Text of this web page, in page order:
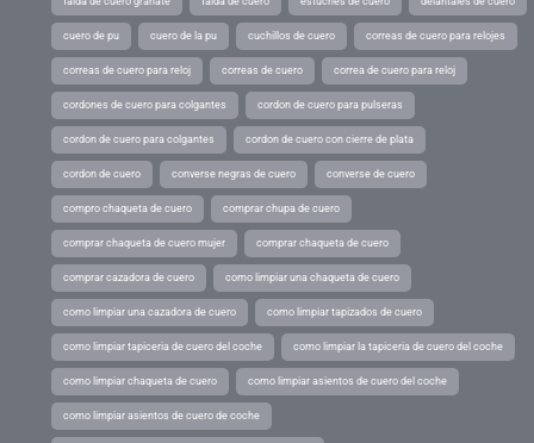
cuero de pu cuero de la pu cuchillos de cuero correas de cuero para relojes
correas de cuero para reloj correas de cuero correa de cuero para reloj
cordones de cuero para colgantes cordon de cuero para pulseras
cordon de cuero para colgantes cordon de cuero con cierre de plata
cordon de cuero converse negras de cuero converse de cuero
compro chaqueta de cuero comprar chupa de cuero
comprar chaqueta de cuero mujer comprar chaqueta de cuero
comprar cazadora de cuero como limpiar una chaqueta de cuero
como limpiar una cazadora de cuero como limpiar tapizados de cuero
como limpiar tapiceria de cuero del coche como limpiar la tapiceria de cuero del coche
como limpiar chaqueta de cuero como limpiar asientos de cuero del coche
como limpiar asientos de cuero de coche